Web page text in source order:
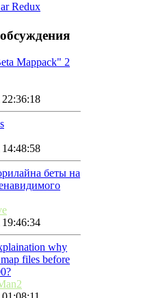
Redux
Mappack" 2
беты на
why
files before